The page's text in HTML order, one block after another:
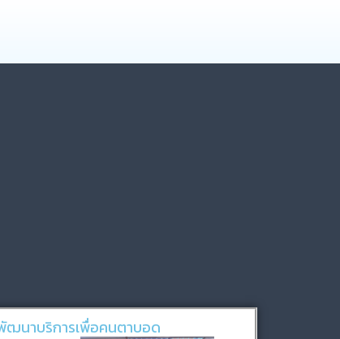
ฒนาบริการเพื่อคนตาบอด